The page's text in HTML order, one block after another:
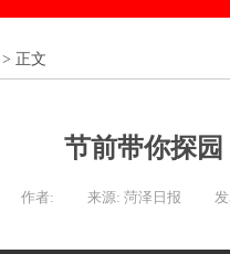
> 正文
节前带你探
作者: 来源: 菏泽日报